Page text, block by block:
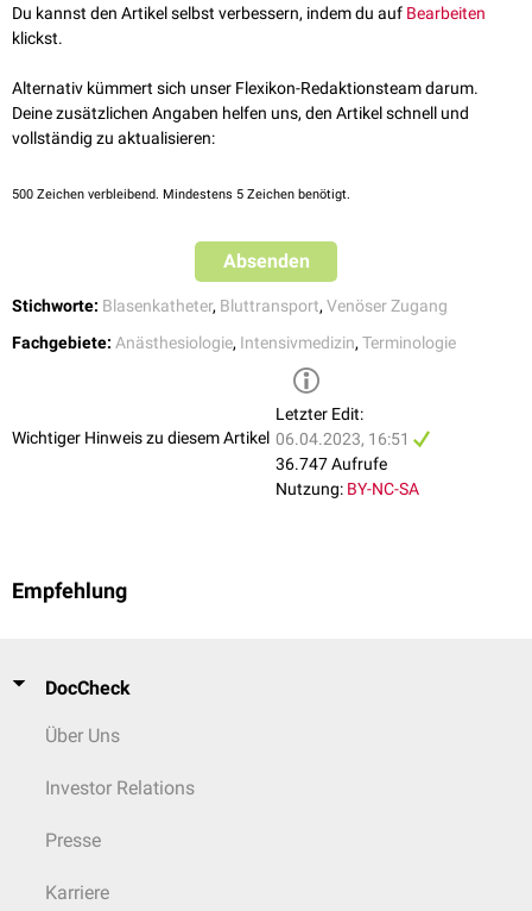
Vakuum undDrainagesystem
Arteriellem Zugang
Du kannst den Artikel selbst verbessern, indem du auf Bearbeiten
klickst.
Alternativ kümmert sich unser Flexikon-Redaktionsteam darum.
Deine zusätzlichen Angaben helfen uns, den Artikel schnell und
vollständig zu aktualisieren:
500 Zeichen verbleibend. Mindestens 5 Zeichen benötigt.
Absenden
Stichworte: Blasenkatheter, Bluttransport, Venöser Zugang
Fachgebiete: Anästhesiologie, Intensivmedizin, Terminologie
Wichtiger Hinweis zu diesem Artikel
Letzter Edit:
06.04.2023, 16:51
36.747 Aufrufe
Nutzung: BY-NC-SA
Empfehlung
DocCheck
Über Uns
Investor Relations
Presse
Karriere